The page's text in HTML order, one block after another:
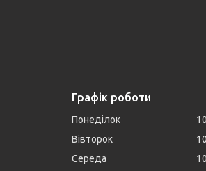
Графік роботи
Понеділок
Вівторок
Середа